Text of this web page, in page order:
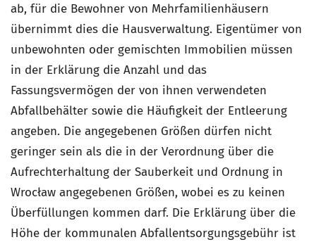
ab, für die Bewohner von Mehrfamilienhäusern
übernimmt dies die Hausverwaltung. Eigentümer von
unbewohnten oder gemischten Immobilien müssen
in der Erklärung die Anzahl und das
Fassungsvermögen der von ihnen verwendeten
Abfallbehälter sowie die Häufigkeit der Entleerung
angeben. Die angegebenen Größen dürfen nicht
geringer sein als die in der Verordnung über die
Aufrechterhaltung der Sauberkeit und Ordnung in
Wrocław angegebenen Größen, wobei es zu keinen
Überfüllungen kommen darf. Die Erklärung über die
Höhe der kommunalen Abfallentsorgungsgebühr ist